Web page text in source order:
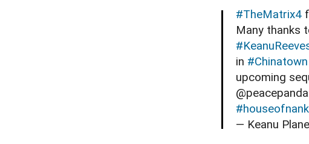
#TheMatrix4
Many thanks
in #Chinatown
upcoming
— Keanu